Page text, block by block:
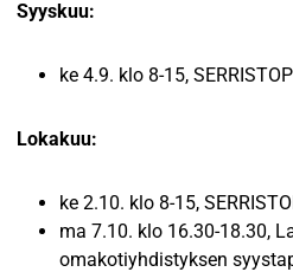
Syyskuu:
ke 4.9. klo 8-15,
Lokakuu:
ke 2.10. klo 8-15,
ma 7.10. klo 16.30-18.30,
omakotiyhdistyksen